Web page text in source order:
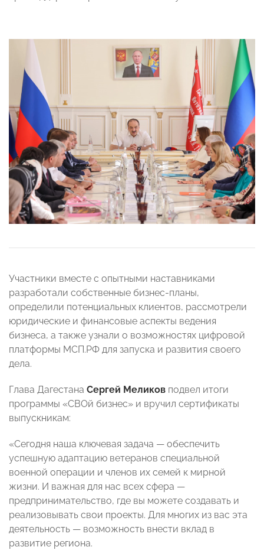
Участники вместе с опытными наставниками
разработали собственные бизнес-планы,
определили потенциальных клиентов, рассмотрели
юридические и финансовые аспекты ведения
бизнеса, а также узнали о возможностях цифровой
платформы МСП.РФ для запуска и развития своего
дела.
Глава Дагестана Сергей Меликов подвел итоги
программы «СВОй бизнес» и вручил сертификаты
выпускникам:
«Сегодня наша ключевая задача — обеспечить
успешную адаптацию ветеранов специальной
военной операции и членов их семей к мирной
жизни. И важная для нас всех сфера —
предпринимательство, где вы можете создавать и
реализовывать свои проекты. Для многих из вас эта
деятельность — возможность внести вклад в
развитие региона.